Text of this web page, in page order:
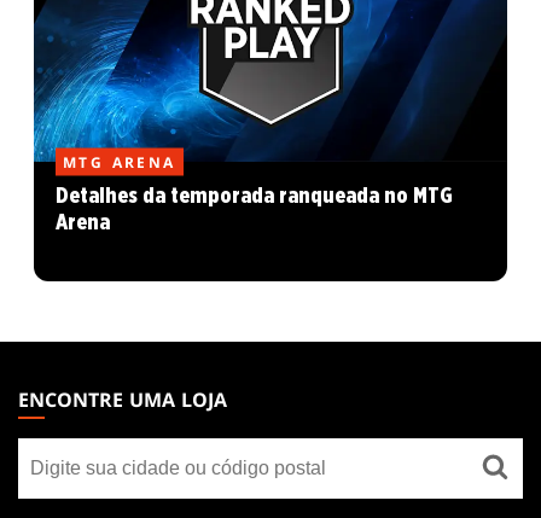
MTG ARENA
Detalhes da temporada ranqueada no MTG
Arena
THE
GATHERING
FOOTER
ENCONTRE UMA LOJA
uma
loja